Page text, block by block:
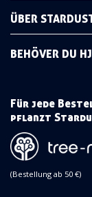
ÜBER
BEHÖVER DU
Für jede
pflanzt
(Bestellung ab 50 €)